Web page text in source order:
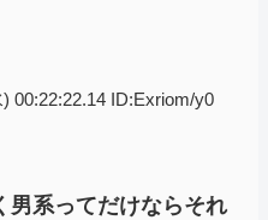
00:22:22.14 ID:Exriom/y0
男系ってだけならそれ